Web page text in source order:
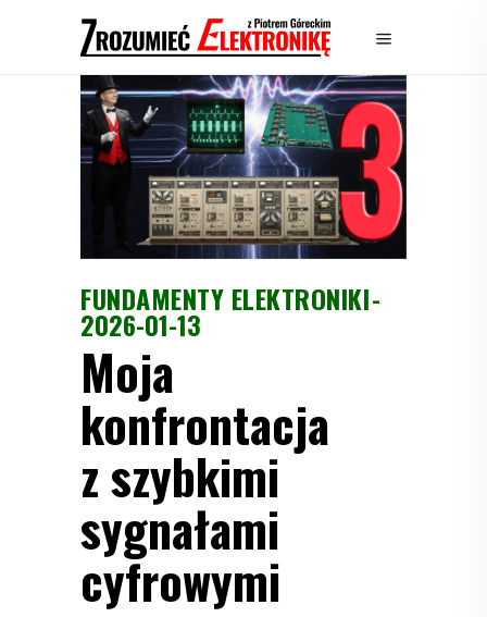
FUNDAMENTY ELEKTRONIKI
2026-01-13
Moja
konfrontacja
z szybkimi
sygnałami
cyfrowymi